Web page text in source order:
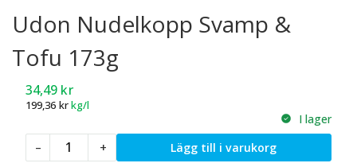
Udon Nudelkopp Svamp &
Tofu 173g
34,49 kr
199,36 krkg/l
I lager
–
Udon
Nudelkopp
+ Lägg till i varukorg